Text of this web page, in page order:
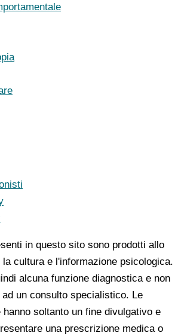
in questo sito sono prodotti allo
cultura e l'informazione psicologica.
alcuna funzione diagnostica e non
un consulto specialistico. Le
soltanto un fine divulgativo e
una prescrizione medica o